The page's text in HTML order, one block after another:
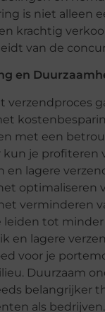
is niet alleen
krachtig
van de
en
verzendproces
met een
je profiteren
en lagere
optimaliseren
verminderen
leiden tot minder
en lagere
voor je
Duurzaam
belangrijker
als bedrijven.